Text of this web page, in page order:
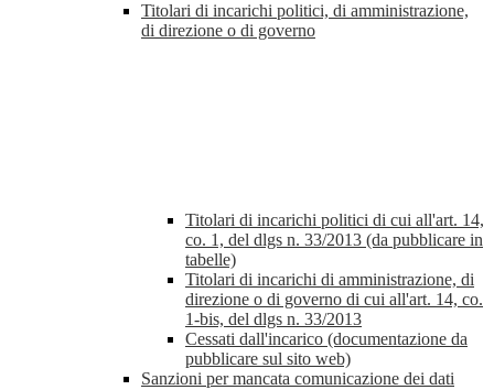
Titolari di incarichi politici, di amministrazione,
di direzione o di governo
Titolari di incarichi politici di cui all'art. 14,
co. 1, del dlgs n. 33/2013 (da pubblicare in
tabelle)
Titolari di incarichi di amministrazione, di
direzione o di governo di cui all'art. 14, co.
1-bis, del dlgs n. 33/2013
Cessati dall'incarico (documentazione da
pubblicare sul sito web)
Sanzioni per mancata comunicazione dei dati